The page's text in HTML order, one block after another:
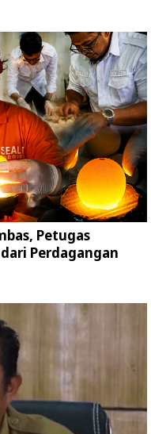
Petugas
Perdagangan